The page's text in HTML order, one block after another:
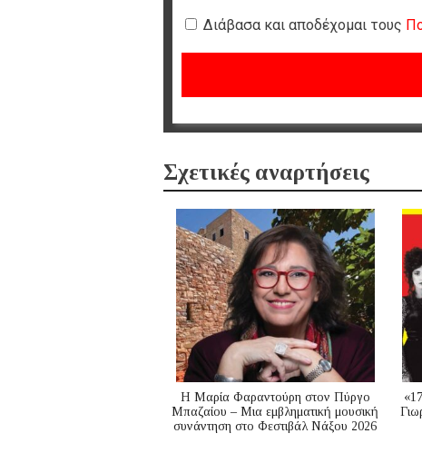
Διάβασα και αποδέχομαι τους
Σχετικές αναρτήσεις
Η Μαρία Φαραντούρη στον Πύργο
Μπαζαίου – Μια εμβληματική μουσική
συνάντηση στο Φεστιβάλ Νάξου 2026